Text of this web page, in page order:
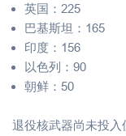
英国：225
巴基斯坦：165
印度：156
以色列：90
朝鲜：50
退役核武器尚未投入